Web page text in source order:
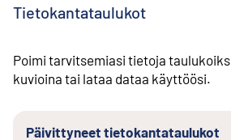
Tietokantataulukot
Poimi tarvitsemiasi tietoja
kuvioina tai lataa dataa käyttöösi.
Päivittyneet tietokantataulukot